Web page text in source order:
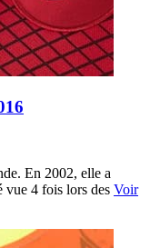
En 2002, elle a
vue 4 fois lors des Voir